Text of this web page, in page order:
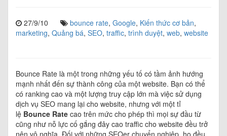
27/9/10 bounce rate, Google, Kiến thức cơ bản,
marketing, Quảng bá, SEO, traffic, trình duyệt, web, website
Bounce Rate là một trong những yếu tố có tầm ảnh hướng
mạnh nhất đến sự thành công của một website. Bạn có thể
có ranking cao và một lượng truy cập lớn mà việc sử dụng
dịch vụ SEO mang lại cho website, nhưng với một tỉ
lệ Bounce Rate cao trên mức cho phép thì mọi sự đầu từ
cũng như nỗ lực cố gắng đây cao traffic cho website đều trở